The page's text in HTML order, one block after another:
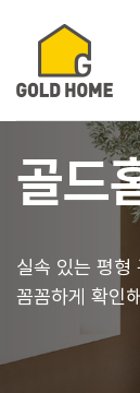
골드
실속 있는 평형
꼼꼼하게 확인